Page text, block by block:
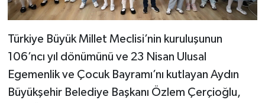
Türkiye Büyük Millet Meclisi’nin kuruluşunun
106’ncı yıl dönümünü ve 23 Nisan Ulusal
Egemenlik ve Çocuk Bayramı’nı kutlayan Aydın
Büyükşehir Belediye Başkanı Özlem Çerçioğlu,